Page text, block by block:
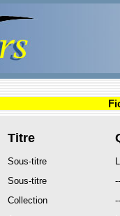
Titre
Sous-titre
Sous-titre
--
Collection
--